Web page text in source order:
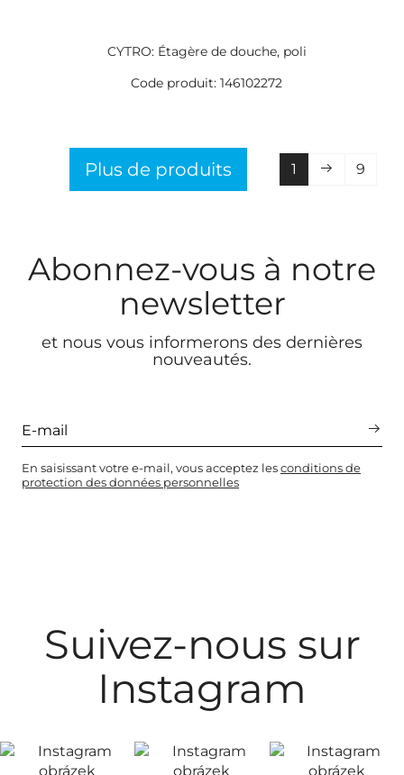
CYTRO: Étagère de douche, poli
Code produit: 146102272
Plus de produits 1 9
Abonnez-vous à notre
newsletter
et nous vous informerons des dernières
nouveautés.
En saisissant votre e-mail, vous acceptez lesconditions de
protection des données personnelles
Suivez-nous sur
Instagram